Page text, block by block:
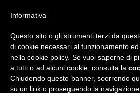
Informativa
Questo sito o gli strumenti terzi da
di cookie necessari al funzionamento
nella cookie policy. Se vuoi saperne di
a tutti o ad alcuni cookie, consulta la
Chiudendo questo banner, scorrendo
su un link o proseguendo la